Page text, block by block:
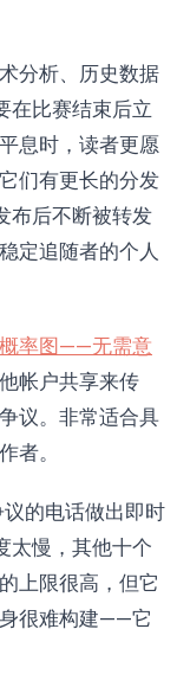
分析、历史数据
在比赛结束后立
息时，读者更愿
们有更长的分发
布后不断被转发
定追随者的个人
率图——无需意
帐户共享来传
议。非常适合具
者。
的电话做出即时
太慢，其他十个
上限很高，但它
很难构建——它